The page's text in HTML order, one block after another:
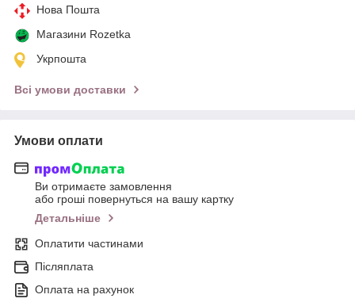
Нова Пошта
Магазини Rozetka
Укрпошта
Всі умови доставки
Умови оплати
Ви отримаєте замовлення
або гроші повернуться на вашу картку
Детальніше
Оплатити частинами
Післяплата
Оплата на рахунок